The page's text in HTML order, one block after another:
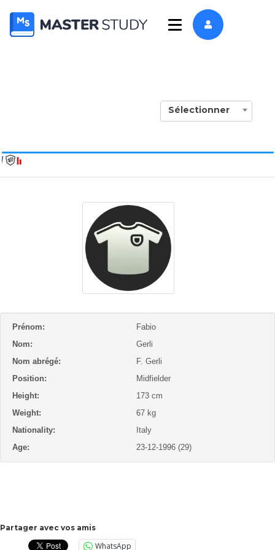
Sélectionner
Prénom:
Fabio
Nom:
Gerli
Nom abrégé:
F. Gerli
Position:
Midfielder
Height:
173 cm
Weight:
67 kg
Nationality:
Italy
Age:
23-12-1996 (29)
Partager avec vos amis
WhatsApp